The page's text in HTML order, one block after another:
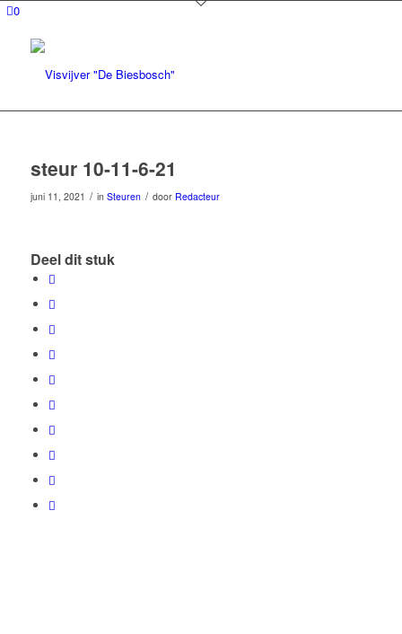
0
steur 10-11-6-21
juni 11, 2021 / in Steuren / door Redacteur
Deel dit stuk